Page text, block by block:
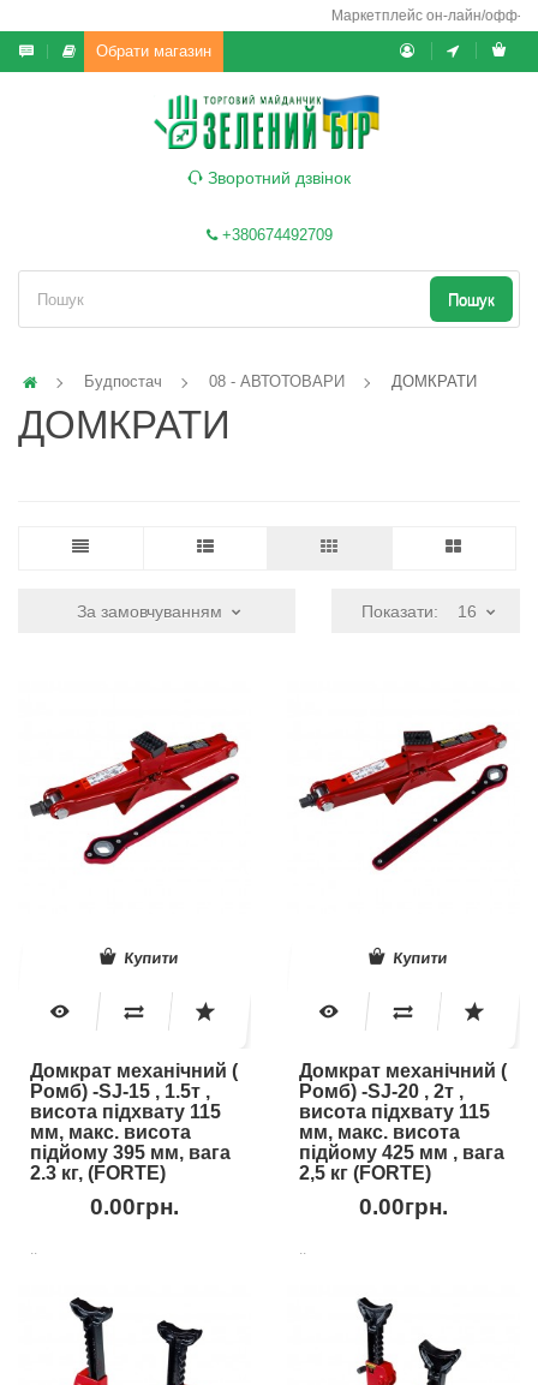
Маркетплейс он-лайн/офф-лайн
Обрати магазин
Зворотний дзвінок
+380674492709
Пошук
Будпостач 08 - АВТОТОВАРИ ДОМКРАТИ
ДОМКРАТИ
За замовчуванням Показати: 16
Купити
Домкрат механічний (
Ромб) -SJ-15 , 1.5т ,
висота підхвату 115
мм, макс. висота
підйому 395 мм, вага
2.3 кг, (FORTE)
0.00грн.
..
Купити
Домкрат механічний (
Ромб) -SJ-20 , 2т ,
висота підхвату 115
мм, макс. висота
підйому 425 мм , вага
2,5 кг (FORTE)
0.00грн.
..